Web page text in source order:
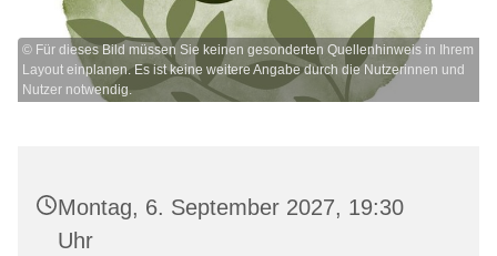
© Für dieses Bild müssen Sie keinen gesonderten Quellenhinweis in Ihrem
Layout einplanen. Es ist keine weitere Angabe durch die Nutzerinnen und
Nutzer notwendig.
Montag, 6. September 2027, 19:30
Uhr